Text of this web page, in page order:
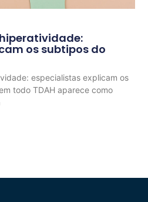
os subtipos do
especialistas explicam os
todo TDAH aparece como